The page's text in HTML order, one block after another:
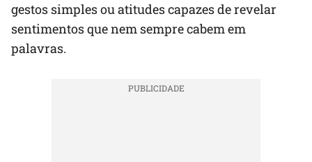
gestos simples ou atitudes capazes de revelar
sentimentos que nem sempre cabem em
palavras.